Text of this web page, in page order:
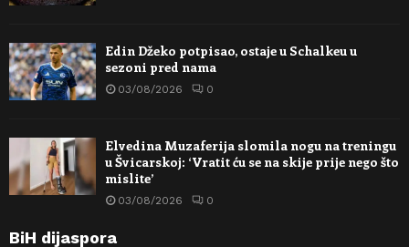
Edin Džeko potpisao, ostaje u Schalkeu u
sezoni pred nama
03/08/2026 0
Elvedina Muzaferija slomila nogu na treningu
u Švicarskoj: ‘Vratit ću se na skije prije nego što
mislite’
03/08/2026 0
BiH dijaspora